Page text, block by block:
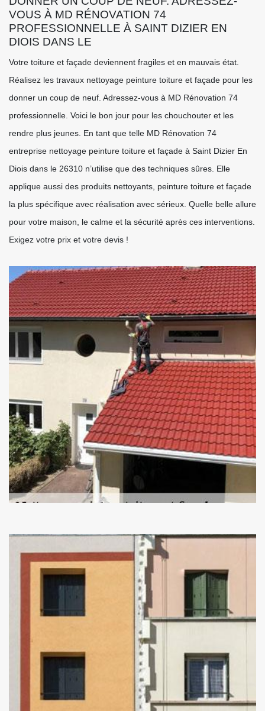
VOUS À MD RÉNOVATION 74
PROFESSIONNELLE À SAINT DIZIER EN
DIOIS DANS LE
Votre toiture et façade deviennent fragiles et en mauvais état.
Réalisez les travaux nettoyage peinture toiture et façade pour les
donner un coup de neuf. Adressez-vous à MD Rénovation 74
professionnelle. Voici le bon jour pour les chouchouter et les
rendre plus jeunes. En tant que telle MD Rénovation 74
entreprise nettoyage peinture toiture et façade à Saint Dizier En
Diois dans le 26310 n’utilise que des techniques sûres. Elle
applique aussi des produits nettoyants, peinture toiture et façade
la plus spécifique avec réalisation avec sérieux. Quelle belle allure
pour votre maison, le calme et la sécurité après ces interventions.
Exigez votre prix et votre devis !